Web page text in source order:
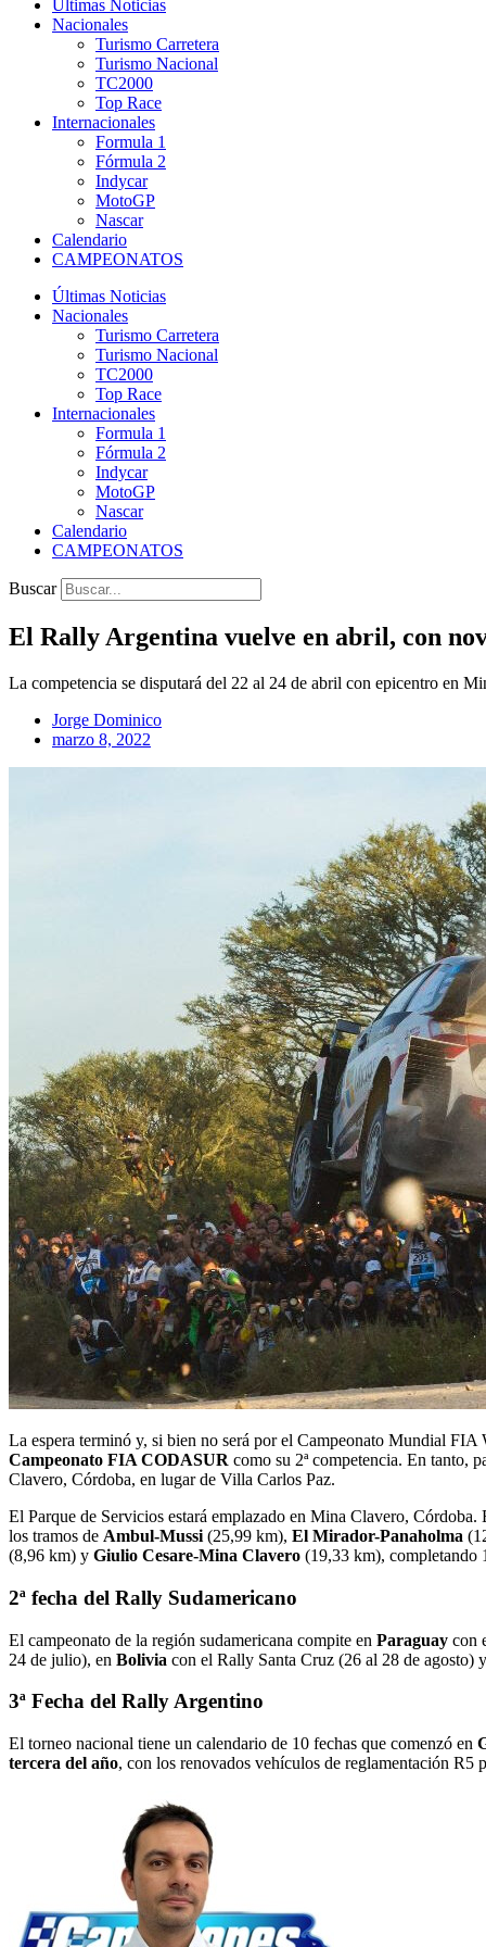
Últimas Noticias
Nacionales
Turismo Carretera
Turismo Nacional
TC2000
Top Race
Internacionales
Formula 1
Fórmula 2
Indycar
MotoGP
Nascar
Calendario
CAMPEONATOS
Últimas Noticias
Nacionales
Turismo Carretera
Turismo Nacional
TC2000
Top Race
Internacionales
Formula 1
Fórmula 2
Indycar
MotoGP
Nascar
Calendario
CAMPEONATOS
Buscar
El Rally Argentina vuelve en abril, con
La competencia se disputará del 22 al 24 de abril con epicentro en
Jorge Dominico
marzo 8, 2022
La espera terminó y, si bien no será por el Campeonato Mundial FIA
Campeonato FIA CODASUR como su 2ª competencia. En tanto,
Clavero, Córdoba, en lugar de Villa Carlos Paz.
El Parque de Servicios estará emplazado en Mina Clavero,
los tramos de Ambul-Mussi (25,99 km), El Mirador-Panaholma
(8,96 km) y Giulio Cesare-Mina Clavero (19,33 km), completando
2ª fecha del Rally Sudamericano
El campeonato de la región sudamericana compite en Paraguay con
24 de julio), en Bolivia con el Rally Santa Cruz (26 al 28 de agosto)
3ª Fecha del Rally Argentino
El torneo nacional tiene un calendario de 10 fechas que comenzó en
tercera del año, con los renovados vehículos de reglamentación R5